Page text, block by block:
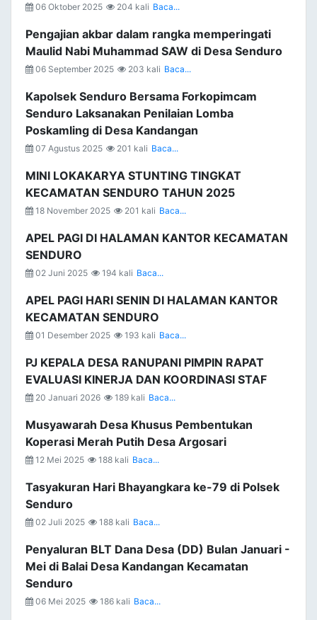
06 Oktober 2025 204 kali Baca...
Pengajian akbar dalam rangka memperingati
Maulid Nabi Muhammad SAW di Desa Senduro
06 September 2025 203 kali Baca...
Kapolsek Senduro Bersama Forkopimcam
Senduro Laksanakan Penilaian Lomba
Poskamling di Desa Kandangan
07 Agustus 2025 201 kali Baca...
MINI LOKAKARYA STUNTING TINGKAT
KECAMATAN SENDURO TAHUN 2025
18 November 2025 201 kali Baca...
APEL PAGI DI HALAMAN KANTOR KECAMATAN
SENDURO
02 Juni 2025 194 kali Baca...
APEL PAGI HARI SENIN DI HALAMAN KANTOR
KECAMATAN SENDURO
01 Desember 2025 193 kali Baca...
PJ KEPALA DESA RANUPANI PIMPIN RAPAT
EVALUASI KINERJA DAN KOORDINASI STAF
20 Januari 2026 189 kali Baca...
Musyawarah Desa Khusus Pembentukan
Koperasi Merah Putih Desa Argosari
12 Mei 2025 188 kali Baca...
Tasyakuran Hari Bhayangkara ke-79 di Polsek
Senduro
02 Juli 2025 188 kali Baca...
Penyaluran BLT Dana Desa (DD) Bulan Januari -
Mei di Balai Desa Kandangan Kecamatan
Senduro
06 Mei 2025 186 kali Baca...